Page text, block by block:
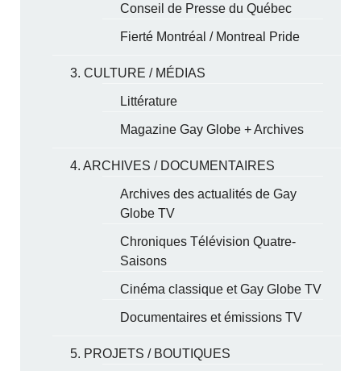
Conseil de Presse du Québec
Fierté Montréal / Montreal Pride
3. CULTURE / MÉDIAS
Littérature
Magazine Gay Globe + Archives
4. ARCHIVES / DOCUMENTAIRES
Archives des actualités de Gay
Globe TV
Chroniques Télévision Quatre-
Saisons
Cinéma classique et Gay Globe TV
Documentaires et émissions TV
5. PROJETS / BOUTIQUES